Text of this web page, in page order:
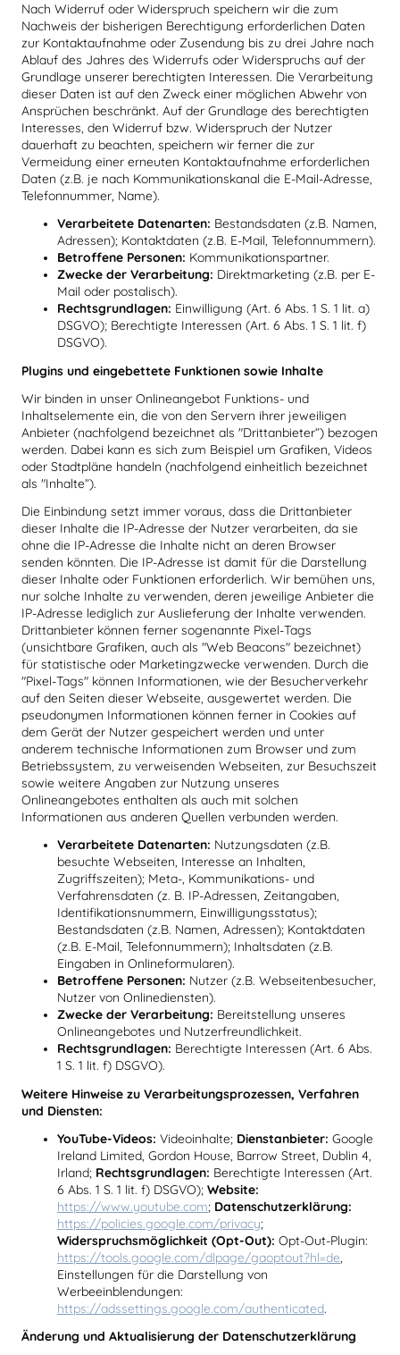
Nach Widerruf oder Widerspruch speichern wir die zum
Nachweis der bisherigen Berechtigung erforderlichen Daten
zur Kontaktaufnahme oder Zusendung bis zu drei Jahre nach
Ablauf des Jahres des Widerrufs oder Widerspruchs auf der
Grundlage unserer berechtigten Interessen. Die Verarbeitung
dieser Daten ist auf den Zweck einer möglichen Abwehr von
Ansprüchen beschränkt. Auf der Grundlage des berechtigten
Interesses, den Widerruf bzw. Widerspruch der Nutzer
dauerhaft zu beachten, speichern wir ferner die zur
Vermeidung einer erneuten Kontaktaufnahme erforderlichen
Daten (z.B. je nach Kommunikationskanal die E-Mail-Adresse,
Telefonnummer, Name).
Verarbeitete Datenarten: Bestandsdaten (z.B. Namen,
Adressen); Kontaktdaten (z.B. E-Mail, Telefonnummern).
Betroffene Personen: Kommunikationspartner.
Zwecke der Verarbeitung: Direktmarketing (z.B. per E-
Mail oder postalisch).
Rechtsgrundlagen: Einwilligung (Art. 6 Abs. 1 S. 1 lit. a)
DSGVO); Berechtigte Interessen (Art. 6 Abs. 1 S. 1 lit. f)
DSGVO).
Plugins und eingebettete Funktionen sowie Inhalte
Wir binden in unser Onlineangebot Funktions- und
Inhaltselemente ein, die von den Servern ihrer jeweiligen
Anbieter (nachfolgend bezeichnet als "Drittanbieter”) bezogen
werden. Dabei kann es sich zum Beispiel um Grafiken, Videos
oder Stadtpläne handeln (nachfolgend einheitlich bezeichnet
als "Inhalte”).
Die Einbindung setzt immer voraus, dass die Drittanbieter
dieser Inhalte die IP-Adresse der Nutzer verarbeiten, da sie
ohne die IP-Adresse die Inhalte nicht an deren Browser
senden könnten. Die IP-Adresse ist damit für die Darstellung
dieser Inhalte oder Funktionen erforderlich. Wir bemühen uns,
nur solche Inhalte zu verwenden, deren jeweilige Anbieter die
IP-Adresse lediglich zur Auslieferung der Inhalte verwenden.
Drittanbieter können ferner sogenannte Pixel-Tags
(unsichtbare Grafiken, auch als "Web Beacons" bezeichnet)
für statistische oder Marketingzwecke verwenden. Durch die
"Pixel-Tags" können Informationen, wie der Besucherverkehr
auf den Seiten dieser Webseite, ausgewertet werden. Die
pseudonymen Informationen können ferner in Cookies auf
dem Gerät der Nutzer gespeichert werden und unter
anderem technische Informationen zum Browser und zum
Betriebssystem, zu verweisenden Webseiten, zur Besuchszeit
sowie weitere Angaben zur Nutzung unseres
Onlineangebotes enthalten als auch mit solchen
Informationen aus anderen Quellen verbunden werden.
Verarbeitete Datenarten: Nutzungsdaten (z.B.
besuchte Webseiten, Interesse an Inhalten,
Zugriffszeiten); Meta-, Kommunikations- und
Verfahrensdaten (z. B. IP-Adressen, Zeitangaben,
Identifikationsnummern, Einwilligungsstatus);
Bestandsdaten (z.B. Namen, Adressen); Kontaktdaten
(z.B. E-Mail, Telefonnummern); Inhaltsdaten (z.B.
Eingaben in Onlineformularen).
Betroffene Personen: Nutzer (z.B. Webseitenbesucher,
Nutzer von Onlinediensten).
Zwecke der Verarbeitung: Bereitstellung unseres
Onlineangebotes und Nutzerfreundlichkeit.
Rechtsgrundlagen: Berechtigte Interessen (Art. 6 Abs.
1 S. 1 lit. f) DSGVO).
Weitere Hinweise zu Verarbeitungsprozessen, Verfahren
und Diensten:
YouTube-Videos: Videoinhalte; Dienstanbieter: Google
Ireland Limited, Gordon House, Barrow Street, Dublin 4,
Irland; Rechtsgrundlagen: Berechtigte Interessen (Art.
6 Abs. 1 S. 1 lit. f) DSGVO); Website:
https://www.youtube.com; Datenschutzerklärung:
https://policies.google.com/privacy;
Widerspruchsmöglichkeit (Opt-Out): Opt-Out-Plugin:
https://tools.google.com/dlpage/gaoptout?hl=de,
Einstellungen für die Darstellung von
Werbeeinblendungen:
https://adssettings.google.com/authenticated.
Änderung und Aktualisierung der Datenschutzerklärung